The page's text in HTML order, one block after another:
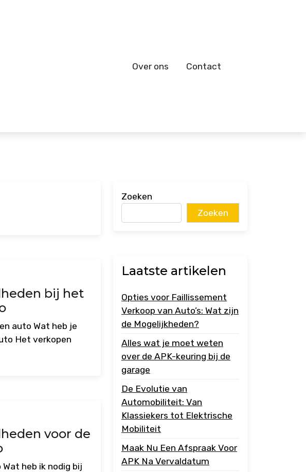
Over ons Contact
bij het
auto Wat heb je
Het verkopen
voor de
heb ik nodig bij
Zoeken
Zoeken
Laatste artikelen
Opties voor Faillissement
Verkoop van Auto’s: Wat zijn
de Mogelijkheden?
Alles wat je moet weten
over de APK-keuring bij de
garage
De Evolutie van
Automobiliteit: Van
Klassiekers tot Elektrische
Mobiliteit
Maak Nu Een Afspraak Voor
APK Na Vervaldatum